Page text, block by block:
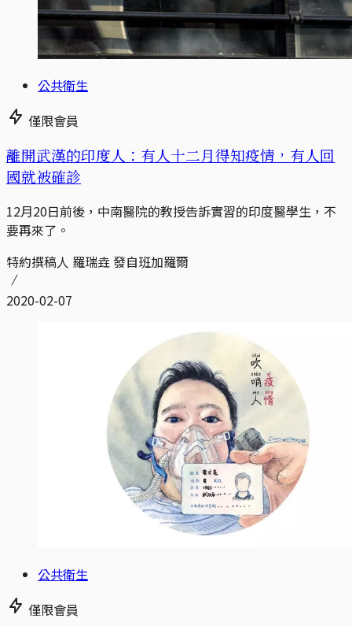
公共衛生
僅限會員
離開武漢的印度人：有人十二月得知疫情，有人回
國就被確診
12月20日前後，中南醫院的教授告訴實習的印度醫學生，不
要再來了。
特約撰稿人 羅瑞垚 發自班加羅爾
2020-02-07
公共衛生
僅限會員